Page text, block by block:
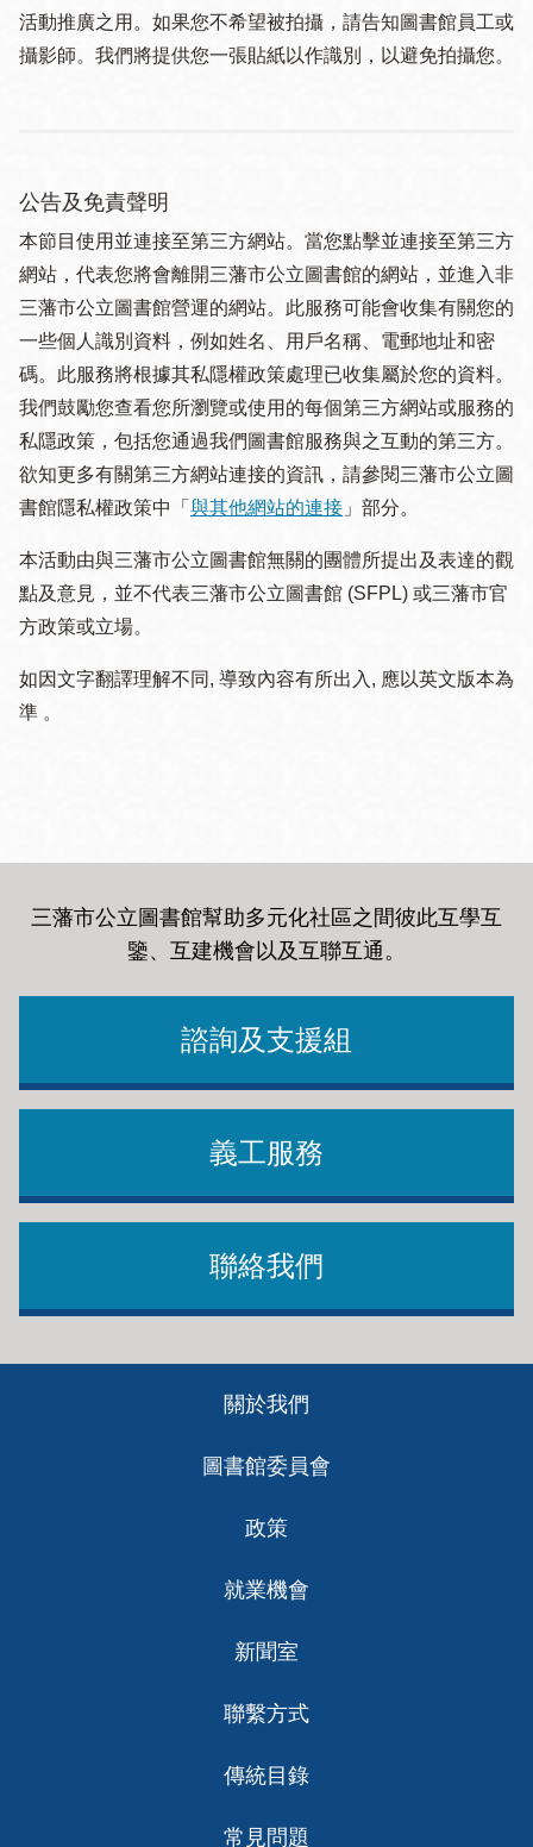
活動推廣之用。如果您不希望被拍攝，請告知圖書館員工或
攝影師。我們將提供您一張貼紙以作識別，以避免拍攝您。
公告及免責聲明
本節目使用並連接至第三方網站。當您點擊並連接至第三方
網站，代表您將會離開三藩市公立圖書館的網站，並進入非
三藩市公立圖書館營運的網站。此服務可能會收集有關您的
一些個人識別資料，例如姓名、用戶名稱、電郵地址和密
碼。此服務將根據其私隱權政策處理已收集屬於您的資料。
我們鼓勵您查看您所瀏覽或使用的每個第三方網站或服務的
私隱政策，包括您通過我們圖書館服務與之互動的第三方。
欲知更多有關第三方網站連接的資訊，請參閱三藩市公立圖
書館隱私權政策中「 與其他網站的連接 」部分。
本活動由與三藩市公立圖書館無關的團體所提出及表達的觀
點及意見，並不代表三藩市公立圖書館 (SFPL) 或三藩市官
方政策或立場。
如因文字翻譯理解不同, 導致內容有所出入, 應以英文版本為
準 。
三藩市公立圖書館幫助多元化社區之間彼此互學互
鑒、互建機會以及互聯互通。
諮詢及支援組
義工服務
聯絡我們
關於我們
圖書館委員會
政策
就業機會
新聞室
聯繫方式
傳統目錄
常見問題